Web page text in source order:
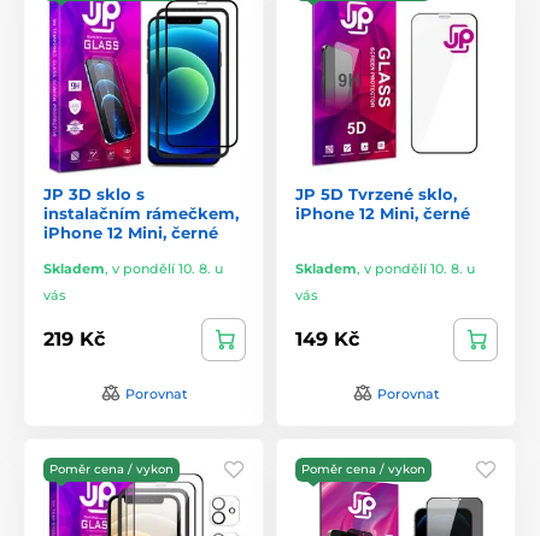
JP 3D sklo s
instalačním rámečkem,
iPhone 12 Mini, černé
Skladem, v pondělí 10. 8. u
vás
219 Kč
Porovnat
JP 5D Tvrzené sklo,
iPhone 12 Mini, černé
Skladem, v pondělí 10. 8. u
vás
149 Kč
Porovnat
Poměr cena / vykon Poměr cena / vykon